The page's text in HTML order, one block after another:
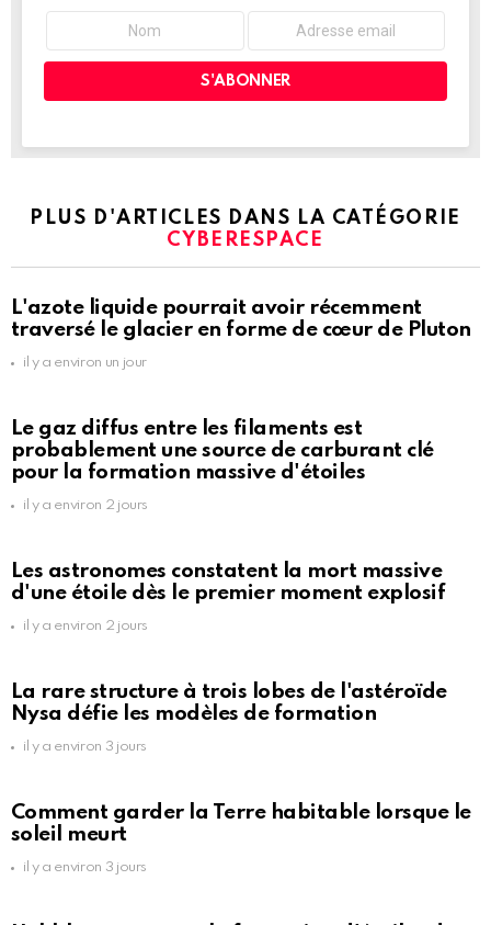
PLUS D'ARTICLES DANS LA CATÉGORIE
CYBERESPACE
L'azote liquide pourrait avoir récemment
traversé le glacier en forme de cœur de Pluton
il y a environ un jour
Le gaz diffus entre les filaments est
probablement une source de carburant clé
pour la formation massive d'étoiles
il y a environ 2 jours
Les astronomes constatent la mort massive
d'une étoile dès le premier moment explosif
il y a environ 2 jours
La rare structure à trois lobes de l'astéroïde
Nysa défie les modèles de formation
il y a environ 3 jours
Comment garder la Terre habitable lorsque le
soleil meurt
il y a environ 3 jours